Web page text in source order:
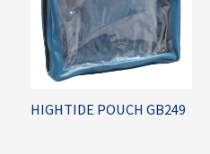
HIGHTIDE POUCH GB249